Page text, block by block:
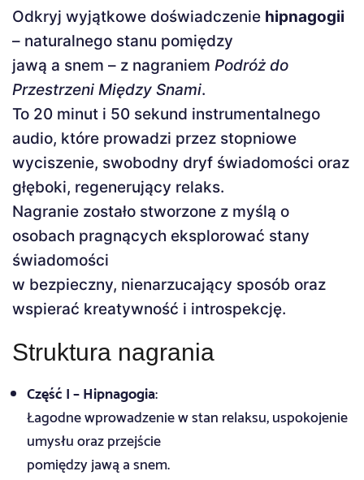
Odkryj wyjątkowe doświadczenie hipnagogii
– naturalnego stanu pomiędzy
jawą a snem – z nagraniem Podróż do
Przestrzeni Między Snami.
To 20 minut i 50 sekund instrumentalnego
audio, które prowadzi przez stopniowe
wyciszenie, swobodny dryf świadomości oraz
głęboki, regenerujący relaks.
Nagranie zostało stworzone z myślą o
osobach pragnących eksplorować stany
świadomości
w bezpieczny, nienarzucający sposób oraz
wspierać kreatywność i introspekcję.
Struktura nagrania
Część I – Hipnagogia:
Łagodne wprowadzenie w stan relaksu, uspokojenie
umysłu oraz przejście
pomiędzy jawą a snem.